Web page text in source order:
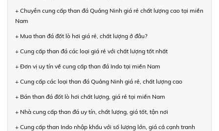
+ Chuyên cung cấp than đá Quảng Ninh giá rẻ chất lượng cao tại miền
Nam
+ Mua than đá đốt lò hơi giá rẻ, chất lượng ở đâu?
+ Cung cấp than đá các loại giá rẻ với chất lượng tốt nhất
+ Đơn vị uy tín về cung cấp than đá Indo tại miền Nam
+ Cung cấp các loại than đá Quảng Ninh giá rẻ, chất lượng cao
+ Bán than đá đốt lò hơi chất lượng, giá rẻ tại miền Nam
+ Nhà cung cấp than đá uy tín, chất lượng, giá tốt, tận nơi
+ Cung cấp than Indo nhập khẩu với số lượng lớn, giá cả cạnh tranh